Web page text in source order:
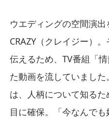
ウエディングの空間演
CRAZY（クレイジー）
伝えるため、TV番組「
た動画を流していまし
は、人柄について知る
目に確保。「今なんで